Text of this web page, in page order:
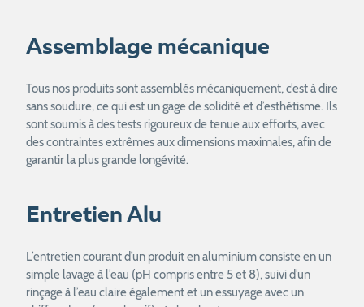
Assemblage mécanique
Tous nos produits sont assemblés mécaniquement, c’est à dire
sans soudure, ce qui est un gage de solidité et d’esthétisme. Ils
sont soumis à des tests rigoureux de tenue aux efforts, avec
des contraintes extrêmes aux dimensions maximales, afin de
garantir la plus grande longévité.
Entretien Alu
L’entretien courant d’un produit en aluminium consiste en un
simple lavage à l’eau (pH compris entre 5 et 8), suivi d’un
rinçage à l’eau claire également et un essuyage avec un